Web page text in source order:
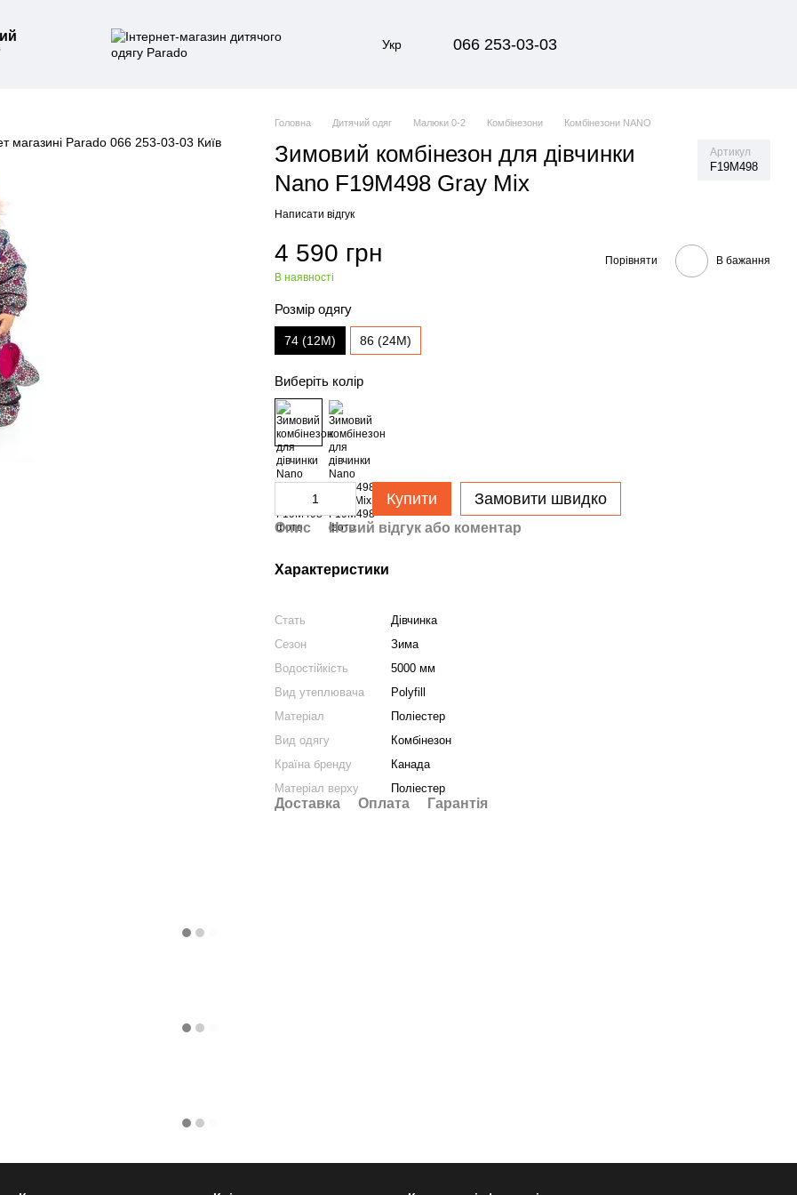
Укр 066 253-03-03
Головна Дитячий одяг Малюки 0-2 Комбінезони Комбінезони NANO
Зимовий комбінезон для дівчинки
Nano F19M498 Gray Mix
Артикул
F19M498
Написати відгук
4 590 грн
В наявності
Порівняти В бажання
Розмір одягу
74 (12M) 86 (24M)
Виберіть колір
Купити Замовити швидко
Опис Новий відгук або коментар
Характеристики
Стать
Дівчинка
Сезон
Зима
Водостійкість
5000 мм
Вид утеплювача
Polyfill
Матеріал
Поліестер
Вид одягу
Комбінезон
Країна бренду
Канада
Матеріал верху
Поліестер
Доставка Оплата Гарантія